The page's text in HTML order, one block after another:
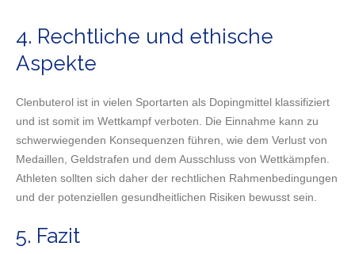
4. Rechtliche und ethische
Aspekte
Clenbuterol ist in vielen Sportarten als Dopingmittel klassifiziert
und ist somit im Wettkampf verboten. Die Einnahme kann zu
schwerwiegenden Konsequenzen führen, wie dem Verlust von
Medaillen, Geldstrafen und dem Ausschluss von Wettkämpfen.
Athleten sollten sich daher der rechtlichen Rahmenbedingungen
und der potenziellen gesundheitlichen Risiken bewusst sein.
5. Fazit